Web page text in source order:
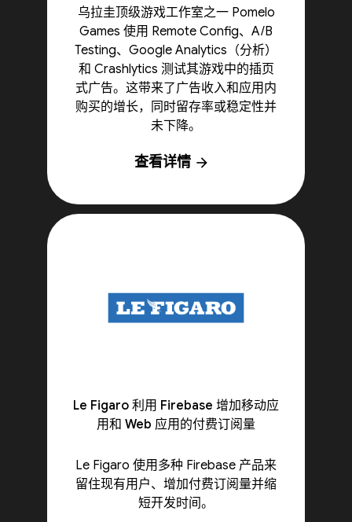
乌拉圭顶级游戏工作室之一 Pomelo
Games 使用 Remote Config、A/B
Testing、Google Analytics（分析）
和 Crashlytics 测试其游戏中的插页
式广告。这带来了广告收入和应用内
购买的增长，同时留存率或稳定性并
未下降。
查看详情 arrow_forward
Le Figaro 利用 Firebase 增加移动应
用和 Web 应用的付费订阅量
Le Figaro 使用多种 Firebase 产品来
留住现有用户、增加付费订阅量并缩
短开发时间。